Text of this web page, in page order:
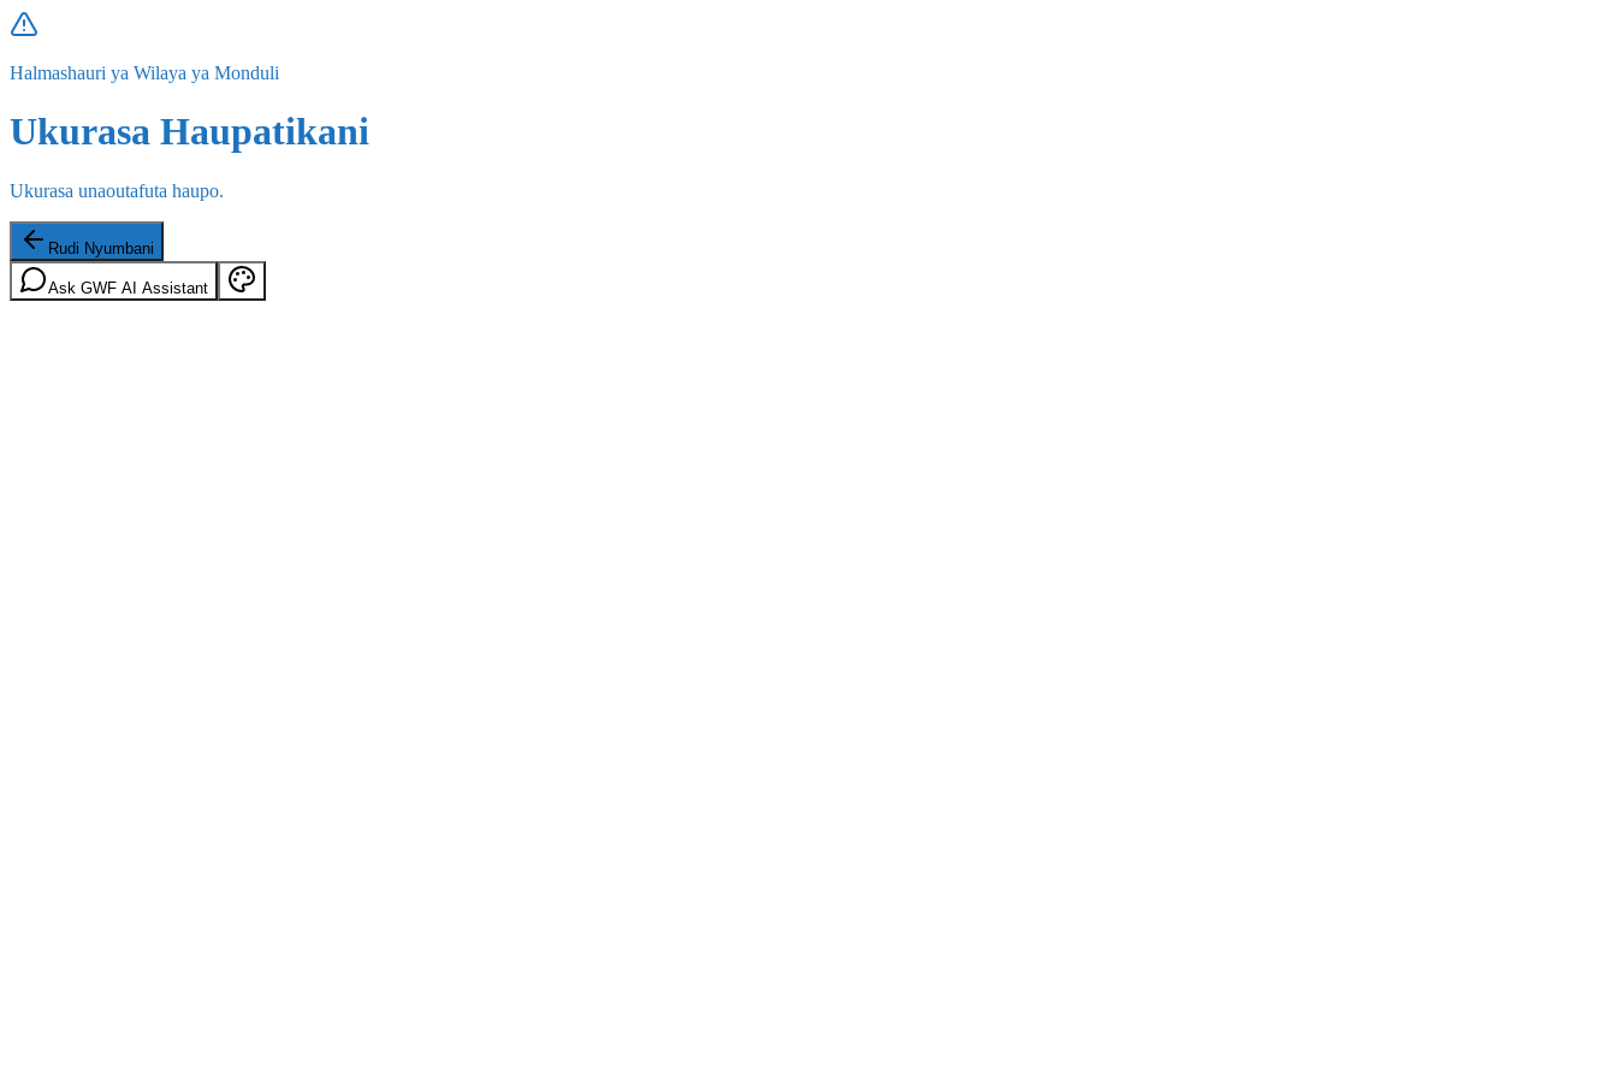
Halmashauri ya Wilaya ya Monduli
Ukurasa Haupatikani
Ukurasa unaoutafuta haupo.
Rudi Nyumbani
Ask GWF AI Assistant